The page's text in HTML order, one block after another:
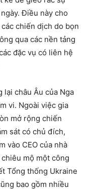
Điều này cho
chiến dịch do bọn
qua các nền tảng
đặc vụ có liên hệ
lại châu Âu của Nga
vi. Ngoài việc gia
mở rộng chiến
sát có chủ đích,
vào CEO của nhà
mộ một công
Tổng thống Ukraine
bao gồm nhiều